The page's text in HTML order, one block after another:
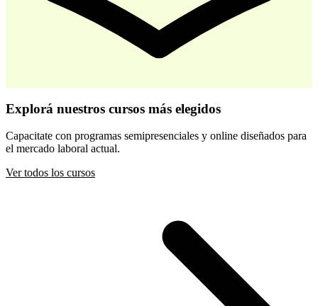
Desarrollo Infantil Temprano
$ 44.800$ 64.000
Comprar
Explorá nuestros cursos más elegidos
Capacitate con programas semipresenciales y online diseñados para
el mercado laboral actual.
Ver todos los cursos